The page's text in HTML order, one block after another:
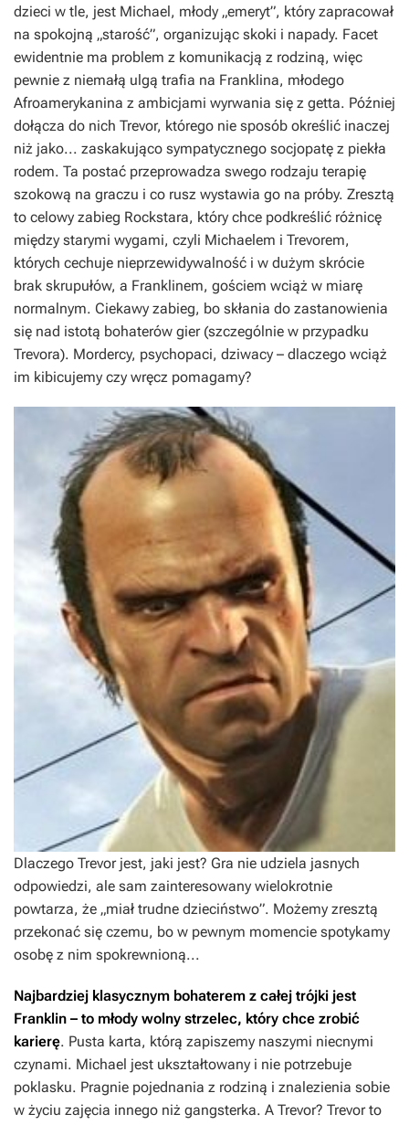
dzieci w tle, jest Michael, młody „emeryt”, który zapracował
na spokojną „starość”, organizując skoki i napady. Facet
ewidentnie ma problem z komunikacją z rodziną, więc
pewnie z niemałą ulgą trafia na Franklina, młodego
Afroamerykanina z ambicjami wyrwania się z getta. Później
dołącza do nich Trevor, którego nie sposób określić inaczej
niż jako... zaskakująco sympatycznego socjopatę z piekła
rodem. Ta postać przeprowadza swego rodzaju terapię
szokową na graczu i co rusz wystawia go na próby. Zresztą
to celowy zabieg Rockstara, który chce podkreślić różnicę
między starymi wygami, czyli Michaelem i Trevorem,
których cechuje nieprzewidywalność i w dużym skrócie
brak skrupułów, a Franklinem, gościem wciąż w miarę
normalnym. Ciekawy zabieg, bo skłania do zastanowienia
się nad istotą bohaterów gier (szczególnie w przypadku
Trevora). Mordercy, psychopaci, dziwacy – dlaczego wciąż
im kibicujemy czy wręcz pomagamy?
Dlaczego Trevor jest, jaki jest? Gra nie udziela jasnych
odpowiedzi, ale sam zainteresowany wielokrotnie
powtarza, że „miał trudne dzieciństwo”. Możemy zresztą
przekonać się czemu, bo w pewnym momencie spotykamy
osobę z nim spokrewnioną...
Najbardziej klasycznym bohaterem z całej trójki jest
Franklin – to młody wolny strzelec, który chce zrobić
karierę. Pusta karta, którą zapiszemy naszymi niecnymi
czynami. Michael jest ukształtowany i nie potrzebuje
poklasku. Pragnie pojednania z rodziną i znalezienia sobie
w życiu zajęcia innego niż gangsterka. A Trevor? Trevor to